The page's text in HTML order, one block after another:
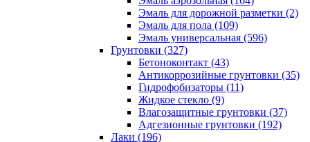
Эмаль для дорожной разметки (2)
Эмаль для пола (109)
Эмаль универсальная (596)
Грунтовки (327)
Бетоноконтакт (43)
Антикоррозийные грунтовки (35)
Гидрофобизаторы (11)
Жидкое стекло (9)
Влагозащитные грунтовки (37)
Адгезионные грунтовки (192)
Лаки (196)